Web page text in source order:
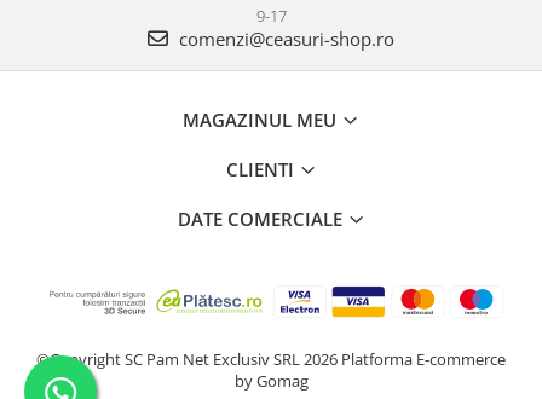
9-17
comenzi@ceasuri-shop.ro
MAGAZINUL MEU
CLIENTI
DATE COMERCIALE
©Copyright SC Pam Net Exclusiv SRL 2026 Platforma E-commerce
by Gomag